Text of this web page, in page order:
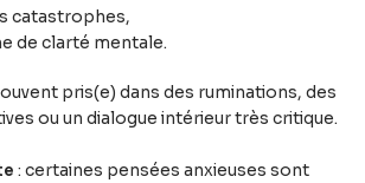
catastrophes,
de clarté mentale.
pris(e) dans des ruminations, des
ou un dialogue intérieur très critique.
: certaines pensées anxieuses sont